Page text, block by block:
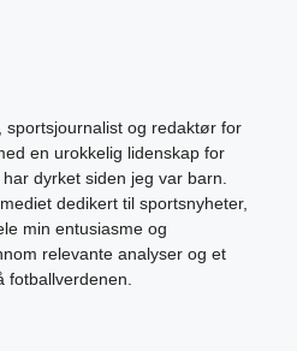
sportsjournalist og redaktør for
en urokkelig lidenskap for
dyrket siden jeg var barn.
dedikert til sportsnyheter,
min entusiasme og
relevante analyser og et
fotballverdenen.